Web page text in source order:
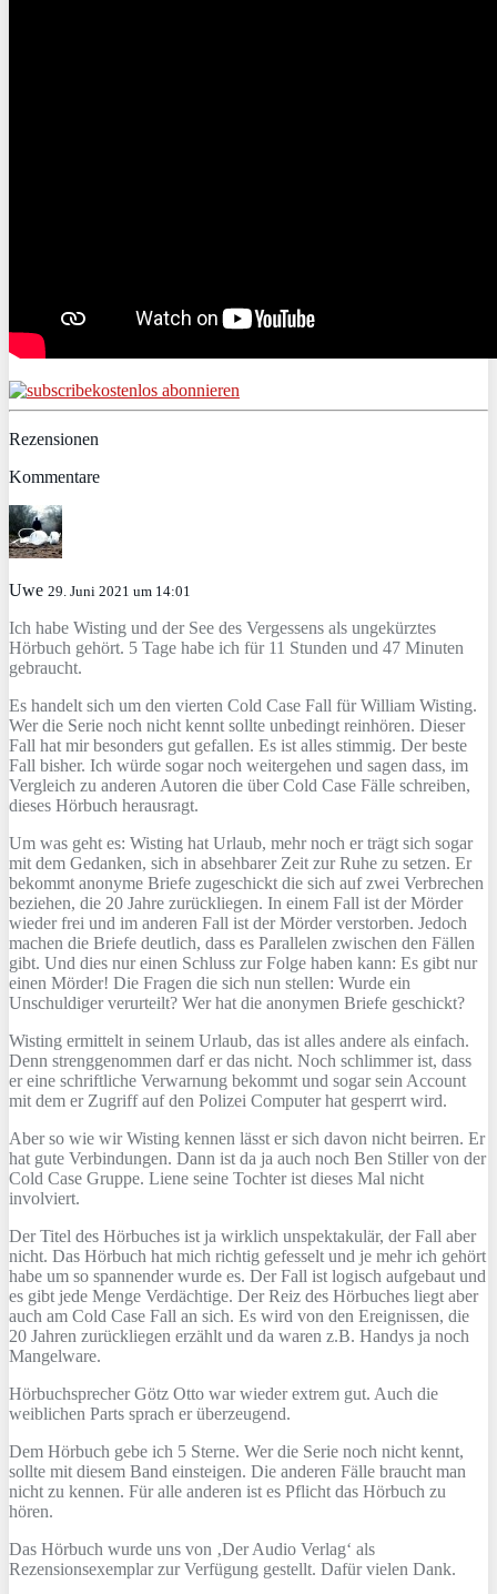
kostenlos abonnieren
Rezensionen
Kommentare
Uwe 29. Juni 2021 um 14:01
Ich habe Wisting und der See des Vergessens als ungekürztes
Hörbuch gehört. 5 Tage habe ich für 11 Stunden und 47 Minuten
gebraucht.
Es handelt sich um den vierten Cold Case Fall für William Wisting.
Wer die Serie noch nicht kennt sollte unbedingt reinhören. Dieser
Fall hat mir besonders gut gefallen. Es ist alles stimmig. Der beste
Fall bisher. Ich würde sogar noch weitergehen und sagen dass, im
Vergleich zu anderen Autoren die über Cold Case Fälle schreiben,
dieses Hörbuch herausragt.
Um was geht es: Wisting hat Urlaub, mehr noch er trägt sich sogar
mit dem Gedanken, sich in absehbarer Zeit zur Ruhe zu setzen. Er
bekommt anonyme Briefe zugeschickt die sich auf zwei Verbrechen
beziehen, die 20 Jahre zurückliegen. In einem Fall ist der Mörder
wieder frei und im anderen Fall ist der Mörder verstorben. Jedoch
machen die Briefe deutlich, dass es Parallelen zwischen den Fällen
gibt. Und dies nur einen Schluss zur Folge haben kann: Es gibt nur
einen Mörder! Die Fragen die sich nun stellen: Wurde ein
Unschuldiger verurteilt? Wer hat die anonymen Briefe geschickt?
Wisting ermittelt in seinem Urlaub, das ist alles andere als einfach.
Denn strenggenommen darf er das nicht. Noch schlimmer ist, dass
er eine schriftliche Verwarnung bekommt und sogar sein Account
mit dem er Zugriff auf den Polizei Computer hat gesperrt wird.
Aber so wie wir Wisting kennen lässt er sich davon nicht beirren. Er
hat gute Verbindungen. Dann ist da ja auch noch Ben Stiller von der
Cold Case Gruppe. Liene seine Tochter ist dieses Mal nicht
involviert.
Der Titel des Hörbuches ist ja wirklich unspektakulär, der Fall aber
nicht. Das Hörbuch hat mich richtig gefesselt und je mehr ich gehört
habe um so spannender wurde es. Der Fall ist logisch aufgebaut und
es gibt jede Menge Verdächtige. Der Reiz des Hörbuches liegt aber
auch am Cold Case Fall an sich. Es wird von den Ereignissen, die
20 Jahren zurückliegen erzählt und da waren z.B. Handys ja noch
Mangelware.
Hörbuchsprecher Götz Otto war wieder extrem gut. Auch die
weiblichen Parts sprach er überzeugend.
Dem Hörbuch gebe ich 5 Sterne. Wer die Serie noch nicht kennt,
sollte mit diesem Band einsteigen. Die anderen Fälle braucht man
nicht zu kennen. Für alle anderen ist es Pflicht das Hörbuch zu
hören.
Das Hörbuch wurde uns von ‚Der Audio Verlag‘ als
Rezensionsexemplar zur Verfügung gestellt. Dafür vielen Dank.